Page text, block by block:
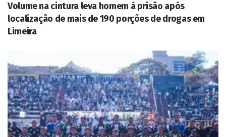
Volume na cintura leva homem à prisão após
localização de mais de 190 porções de drogas em
Limeira